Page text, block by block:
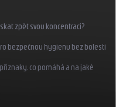
zpět svou koncentraci?
bezpečnou hygienu bez bolesti
co pomáhá a na jaké